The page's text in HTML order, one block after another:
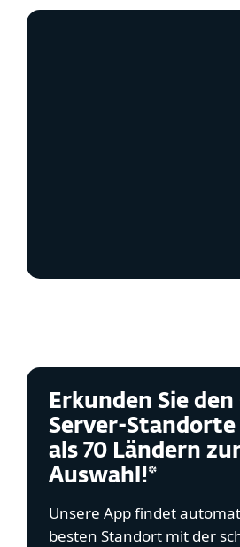
Erkunden Sie den
Server-
als 70 Ländern
Auswahl!*
Unsere App findet
besten Standort mit der